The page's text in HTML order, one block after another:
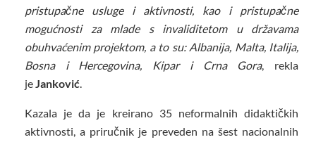
pristupačne usluge i aktivnosti, kao i pristupačne
mogućnosti za mlade s invaliditetom u državama
obuhvaćenim projektom, a to su: Albanija, Malta, Italija,
Bosna i Hercegovina, Kipar i Crna Gora, rekla
jeJanković.
Kazala je da je kreirano 35 neformalnih didaktičkih
aktivnosti, a priručnik je preveden na šest nacionalnih